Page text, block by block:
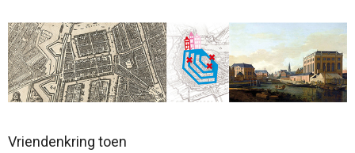
Vriendenkring toen